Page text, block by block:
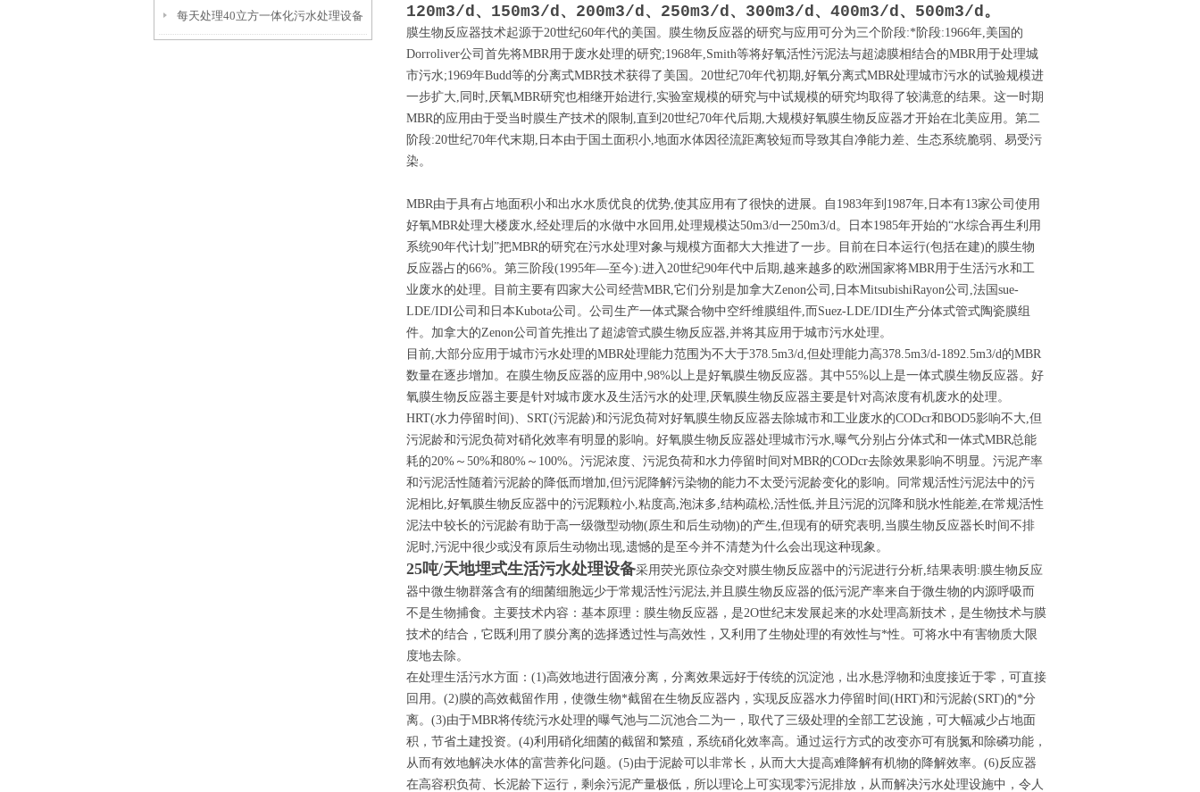
每天处理40立方一体化污水处理设备
120m3/d、150m3/d、200m3/d、250m3/d、300m3/d、400m3/d、500m3/d。
膜生物反应器技术起源于20世纪60年代的美国。膜生物反应器的研究与应用可分为三个阶段:*阶段:1966年,美国的
Dorroliver公司首先将MBR用于废水处理的研究;1968年,Smith等将好氧活性污泥法与超滤膜相结合的MBR用于处理城
市污水;1969年Budd等的分离式MBR技术获得了美国。20世纪70年代初期,好氧分离式MBR处理城市污水的试验规模进
一步扩大,同时,厌氧MBR研究也相继开始进行,实验室规模的研究与中试规模的研究均取得了较满意的结果。这一时期
MBR的应用由于受当时膜生产技术的限制,直到20世纪70年代后期,大规模好氧膜生物反应器才开始在北美应用。第二
阶段:20世纪70年代末期,日本由于国土面积小,地面水体因径流距离较短而导致其自净能力差、生态系统脆弱、易受污
染。
MBR由于具有占地面积小和出水水质优良的优势,使其应用有了很快的进展。自1983年到1987年,日本有13家公司使用
好氧MBR处理大楼废水,经处理后的水做中水回用,处理规模达50m3/d一250m3/d。日本1985年开始的“水综合再生利用
系统90年代计划”把MBR的研究在污水处理对象与规模方面都大大推进了一步。目前在日本运行(包括在建)的膜生物
反应器占的66%。第三阶段(1995年—至今):进入20世纪90年代中后期,越来越多的欧洲国家将MBR用于生活污水和工
业废水的处理。目前主要有四家大公司经营MBR,它们分别是加拿大Zenon公司,日本MitsubishiRayon公司,法国sue-
LDE/IDI公司和日本Kubota公司。公司生产一体式聚合物中空纤维膜组件,而Suez-LDE/IDI生产分体式管式陶瓷膜组
件。加拿大的Zenon公司首先推出了超滤管式膜生物反应器,并将其应用于城市污水处理。
目前,大部分应用于城市污水处理的MBR处理能力范围为不大于378.5m3/d,但处理能力高378.5m3/d-1892.5m3/d的MBR
数量在逐步增加。在膜生物反应器的应用中,98%以上是好氧膜生物反应器。其中55%以上是一体式膜生物反应器。好
氧膜生物反应器主要是针对城市废水及生活污水的处理,厌氧膜生物反应器主要是针对高浓度有机废水的处理。
HRT(水力停留时间)、SRT(污泥龄)和污泥负荷对好氧膜生物反应器去除城市和工业废水的CODcr和BOD5影响不大,但
污泥龄和污泥负荷对硝化效率有明显的影响。好氧膜生物反应器处理城市污水,曝气分别占分体式和一体式MBR总能
耗的20%～50%和80%～100%。污泥浓度、污泥负荷和水力停留时间对MBR的CODcr去除效果影响不明显。污泥产率
和污泥活性随着污泥龄的降低而增加,但污泥降解污染物的能力不太受污泥龄变化的影响。同常规活性污泥法中的污
泥相比,好氧膜生物反应器中的污泥颗粒小,粘度高,泡沫多,结构疏松,活性低,并且污泥的沉降和脱水性能差,在常规活性
泥法中较长的污泥龄有助于高一级微型动物(原生和后生动物)的产生,但现有的研究表明,当膜生物反应器长时间不排
泥时,污泥中很少或没有原后生动物出现,遗憾的是至今并不清楚为什么会出现这种现象。
25吨/天地埋式生活污水处理设备采用荧光原位杂交对膜生物反应器中的污泥进行分析,结果表明:膜生物反应
器中微生物群落含有的细菌细胞远少于常规活性污泥法,并且膜生物反应器的低污泥产率来自于微生物的内源呼吸而
不是生物捕食。主要技术内容：基本原理：膜生物反应器，是2O世纪末发展起来的水处理高新技术，是生物技术与膜
技术的结合，它既利用了膜分离的选择透过性与高效性，又利用了生物处理的有效性与*性。可将水中有害物质大限
度地去除。
在处理生活污水方面：(1)高效地进行固液分离，分离效果远好于传统的沉淀池，出水悬浮物和浊度接近于零，可直接
回用。(2)膜的高效截留作用，使微生物*截留在生物反应器内，实现反应器水力停留时间(HRT)和污泥龄(SRT)的*分
离。(3)由于MBR将传统污水处理的曝气池与二沉池合二为一，取代了三级处理的全部工艺设施，可大幅减少占地面
积，节省土建投资。(4)利用硝化细菌的截留和繁殖，系统硝化效率高。通过运行方式的改变亦可有脱氮和除磷功能，
从而有效地解决水体的富营养化问题。(5)由于泥龄可以非常长，从而大大提高难降解有机物的降解效率。(6)反应器
在高容积负荷、长泥龄下运行，剩余污泥产量极低，所以理论上可实现零污泥排放，从而解决污水处理设施中，令人